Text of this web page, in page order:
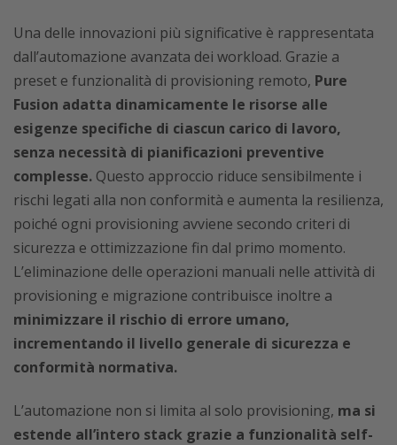
Una delle innovazioni più significative è rappresentata
dall’automazione avanzata dei workload. Grazie a
preset e funzionalità di provisioning remoto, Pure
Fusion adatta dinamicamente le risorse alle
esigenze specifiche di ciascun carico di lavoro,
senza necessità di pianificazioni preventive
complesse. Questo approccio riduce sensibilmente i
rischi legati alla non conformità e aumenta la resilienza,
poiché ogni provisioning avviene secondo criteri di
sicurezza e ottimizzazione fin dal primo momento.
L’eliminazione delle operazioni manuali nelle attività di
provisioning e migrazione contribuisce inoltre a
minimizzare il rischio di errore umano,
incrementando il livello generale di sicurezza e
conformità normativa.
L’automazione non si limita al solo provisioning, ma si
estende all’intero stack grazie a funzionalità self-